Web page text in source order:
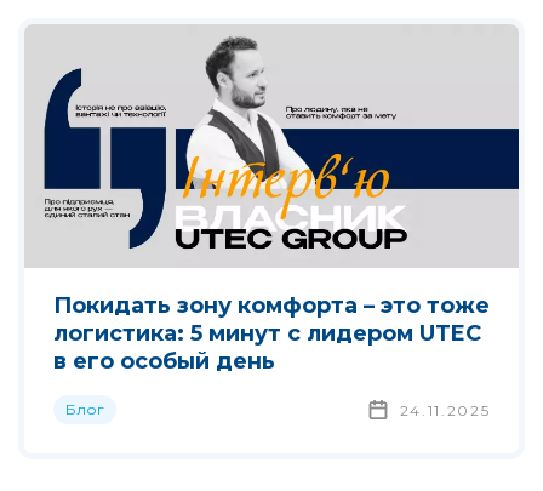
Покидать зону комфорта – это тоже
логистика: 5 минут с лидером UTEC
в его особый день
Блог 24.11.2025